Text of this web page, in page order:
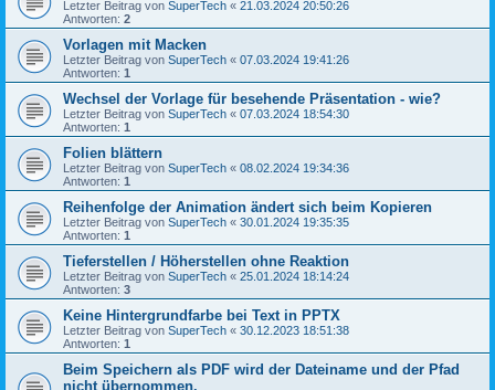
Letzter Beitrag von SuperTech « 21.03.2024 20:50:26
Antworten: 2
Vorlagen mit Macken
Letzter Beitrag von SuperTech « 07.03.2024 19:41:26
Antworten: 1
Wechsel der Vorlage für besehende Präsentation - wie?
Letzter Beitrag von SuperTech « 07.03.2024 18:54:30
Antworten: 1
Folien blättern
Letzter Beitrag von SuperTech « 08.02.2024 19:34:36
Antworten: 1
Reihenfolge der Animation ändert sich beim Kopieren
Letzter Beitrag von SuperTech « 30.01.2024 19:35:35
Antworten: 1
Tieferstellen / Höherstellen ohne Reaktion
Letzter Beitrag von SuperTech « 25.01.2024 18:14:24
Antworten: 3
Keine Hintergrundfarbe bei Text in PPTX
Letzter Beitrag von SuperTech « 30.12.2023 18:51:38
Antworten: 1
Beim Speichern als PDF wird der Dateiname und der Pfad
nicht übernommen.